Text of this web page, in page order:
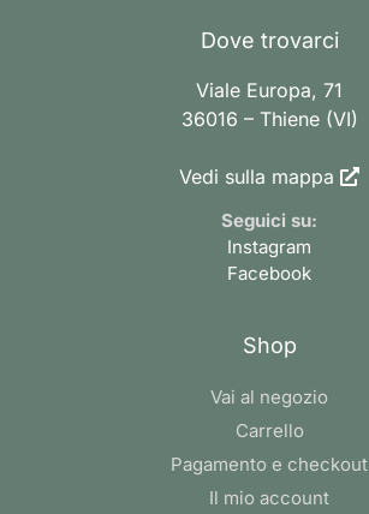
Dove trovarci
Viale Europa, 71
36016 – Thiene (VI)
Vedi sulla mappa
Seguici su:
Instagram
Facebook
Shop
Vai al negozio
Carrello
Pagamento e checkout
Il mio account